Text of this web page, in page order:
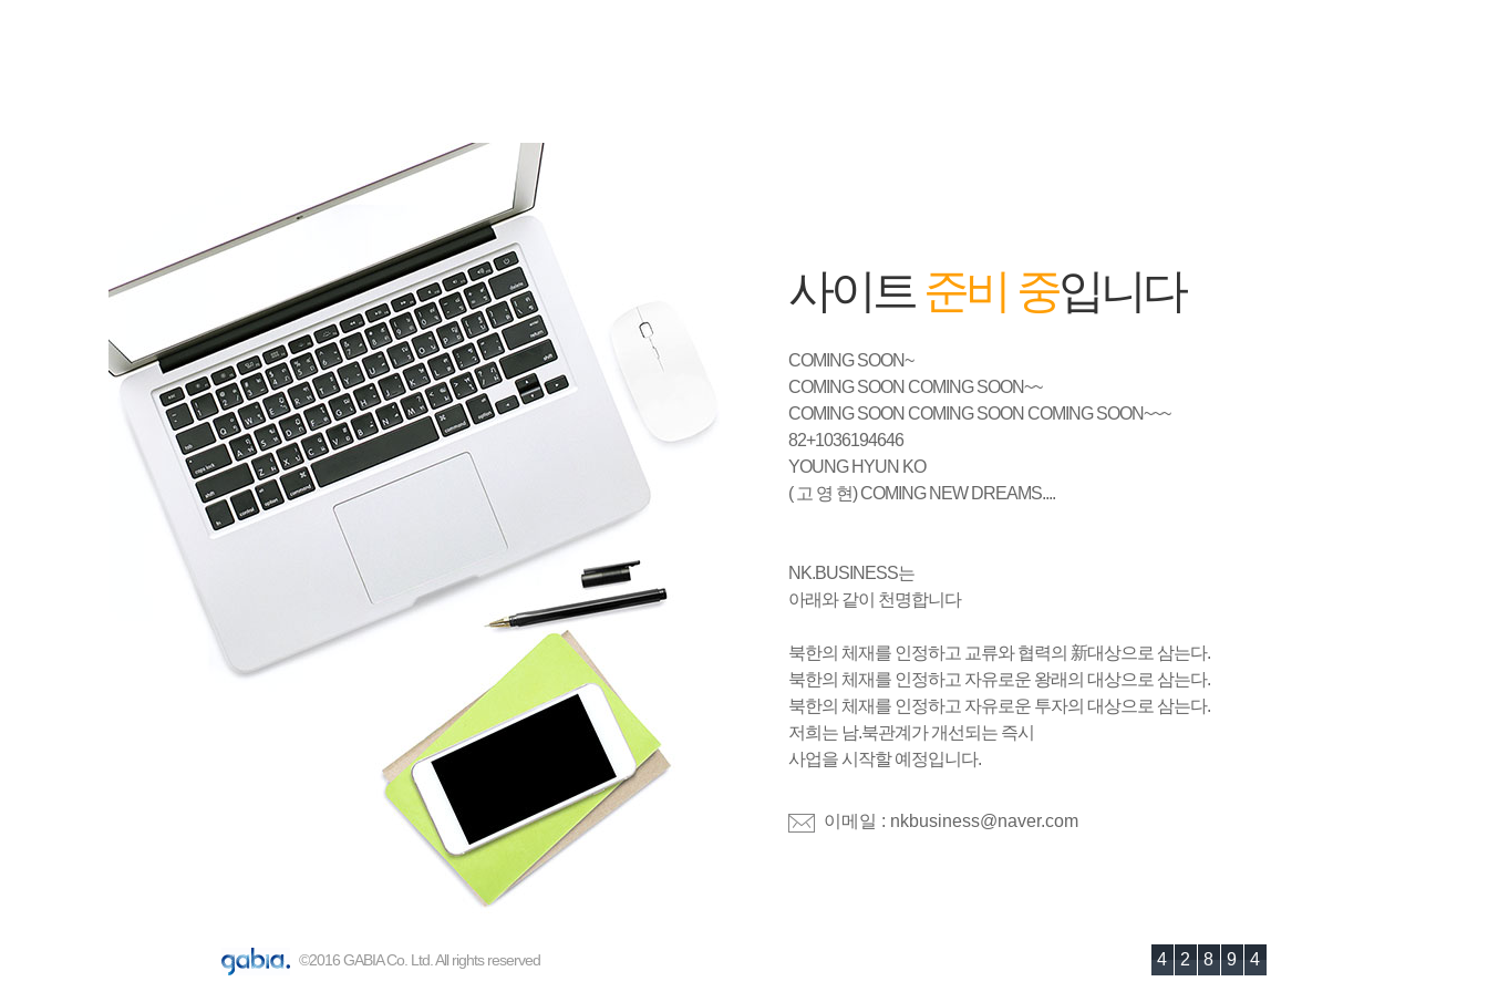
사이트 준비 중입니다
COMING SOON~
COMING SOON COMING SOON~~
COMING SOON COMING SOON COMING SOON~~~
82+1036194646
YOUNG HYUN KO
( 고 영 현) COMING NEW DREAMS....
NK.BUSINESS는
아래와 같이 천명합니다
북한의 체재를 인정하고 교류와 협력의 新대상으로 삼는다.
북한의 체재를 인정하고 자유로운 왕래의 대상으로 삼는다.
북한의 체재를 인정하고 자유로운 투자의 대상으로 삼는다.
저희는 남.북관계가 개선되는 즉시
사업을 시작할 예정입니다.
이메일 : nkbusiness@naver.com
©2016 GABIA Co. Ltd. All rights reserved 42894